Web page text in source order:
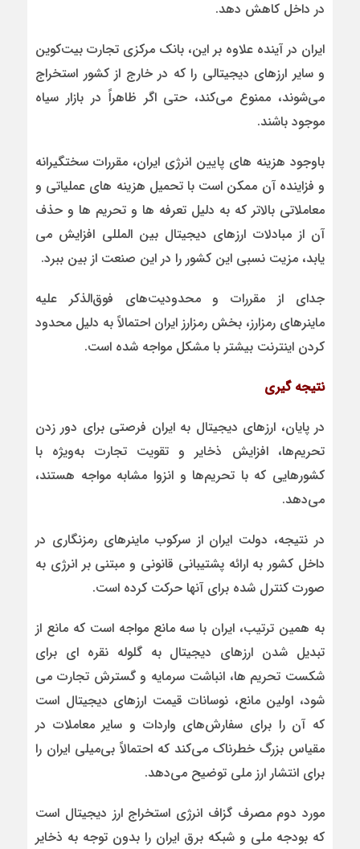
در داخل کاهش دهد.
ایران در آینده علاوه بر این، بانک مرکزی تجارت بیت‌کوین
و سایر ارزهای دیجیتالی را که در خارج از کشور استخراج
می‌شوند، ممنوع می‌کند، حتی اگر ظاهراً در بازار سیاه
موجود باشند.
باوجود هزینه های پایین انرژی ایران، مقررات سختگیرانه
و فزاینده آن ممکن است با تحمیل هزینه های عملیاتی و
معاملاتی بالاتر که به دلیل تعرفه ها و تحریم ها و حذف
آن از مبادلات ارزهای دیجیتال بین المللی افزایش می
یابد، مزیت نسبی این کشور را در این صنعت از بین ببرد.
جدای از مقررات و محدودیت‌های فوق‌الذکر علیه
ماینرهای رمز‌ارز، بخش رمز‌ارز ایران احتمالاً به دلیل محدود
کردن اینترنت بیشتر با مشکل مواجه شده است.
نتیجه گیری
در پایان، ارزهای دیجیتال به ایران فرصتی برای دور زدن
تحریم‌ها، افزایش ذخایر و تقویت تجارت به‌ویژه با
کشورهایی که با تحریم‌ها و انزوا مشابه مواجه هستند،
می‌دهد.
در نتیجه، دولت ایران از سرکوب ماینرهای رمزنگاری در
داخل کشور به ارائه پشتیبانی قانونی و مبتنی بر انرژی به
صورت کنترل شده برای آنها حرکت کرده است.
به همین ترتیب، ایران با سه مانع مواجه است که مانع از
تبدیل شدن ارزهای دیجیتال به گلوله نقره ای برای
شکست تحریم ها، انباشت سرمایه و گسترش تجارت می
شود، اولین مانع، نوسانات قیمت ارزهای دیجیتال است
که آن را برای سفارش‌های واردات و سایر معاملات در
مقیاس بزرگ خطرناک می‌کند که احتمالاً بی‌میلی ایران را
برای انتشار ارز ملی توضیح می‌دهد.
مورد دوم مصرف گزاف انرژی استخراج ارز دیجیتال است
که بودجه ملی و شبکه برق ایران را بدون توجه به ذخایر